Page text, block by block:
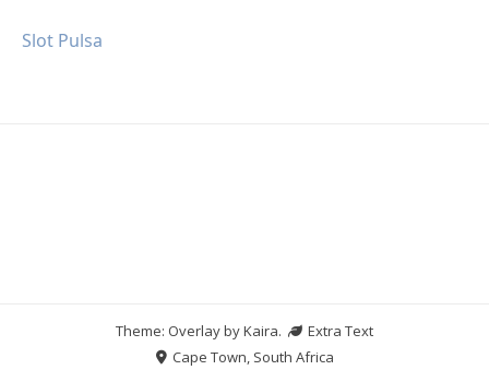
Slot Pulsa
Theme: Overlay byKaira.
Extra Text
Cape Town, South Africa